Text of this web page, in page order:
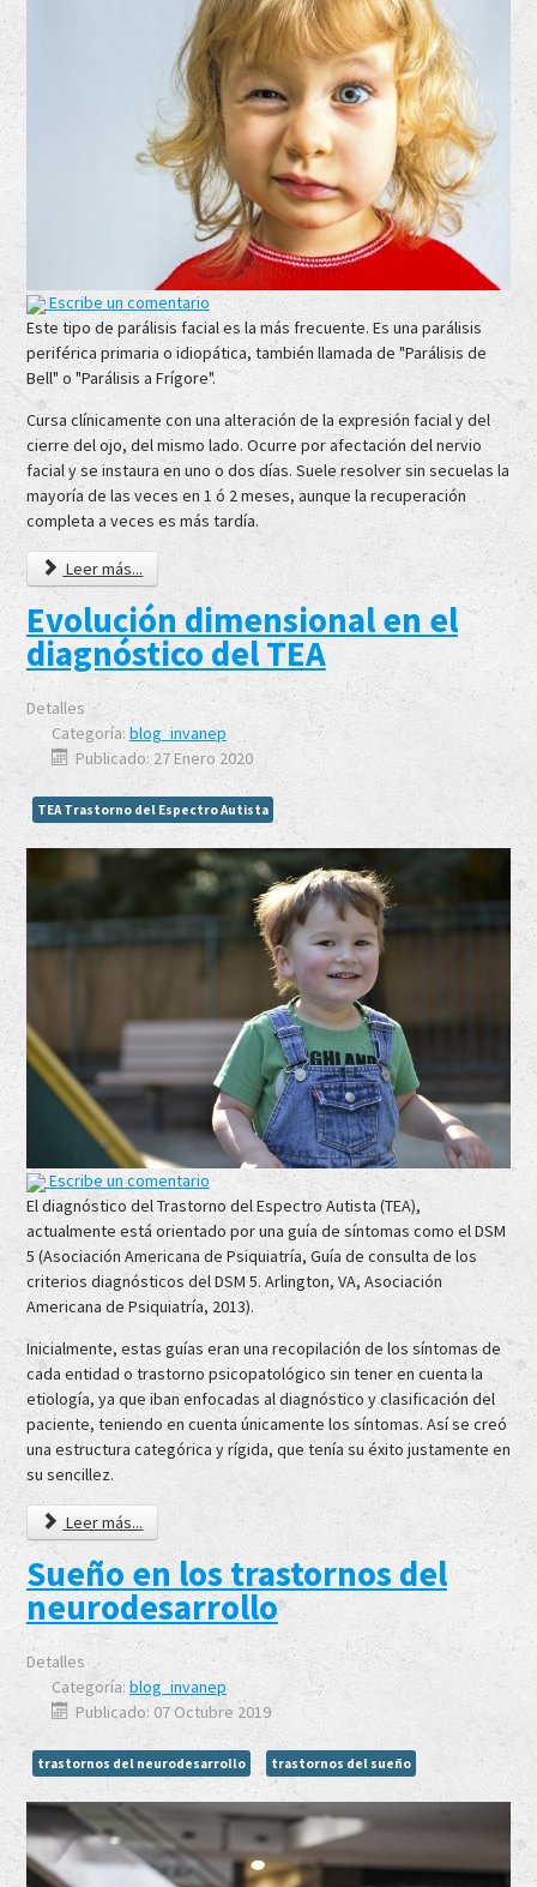
Escribe un comentario
Este tipo de parálisis facial es la más frecuente. Es una parálisis
periférica primaria o idiopática, también llamada de "Parálisis de
Bell" o "Parálisis a Frígore".
Cursa clínicamente con una alteración de la expresión facial y del
cierre del ojo, del mismo lado. Ocurre por afectación del nervio
facial y se instaura en uno o dos días. Suele resolver sin secuelas la
mayoría de las veces en 1 ó 2 meses, aunque la recuperación
completa a veces es más tardía.
Leer más...
Evolución dimensional en el
diagnóstico del TEA
Detalles
Categoría: blog_invanep
Publicado: 27 Enero 2020
TEA Trastorno del Espectro Autista
Escribe un comentario
El diagnóstico del Trastorno del Espectro Autista (TEA),
actualmente está orientado por una guía de síntomas como el DSM
5 (Asociación Americana de Psiquiatría, Guía de consulta de los
criterios diagnósticos del DSM 5. Arlington, VA, Asociación
Americana de Psiquiatría, 2013).
Inicialmente, estas guías eran una recopilación de los síntomas de
cada entidad o trastorno psicopatológico sin tener en cuenta la
etiología, ya que iban enfocadas al diagnóstico y clasificación del
paciente, teniendo en cuenta únicamente los síntomas. Así se creó
una estructura categórica y rígida, que tenía su éxito justamente en
su sencillez.
Leer más...
Sueño en los trastornos del
neurodesarrollo
Detalles
Categoría: blog_invanep
Publicado: 07 Octubre 2019
trastornos del neurodesarrollo trastornos del sueño